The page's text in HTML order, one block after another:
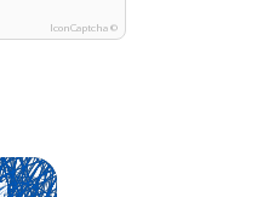
IconCaptcha ©